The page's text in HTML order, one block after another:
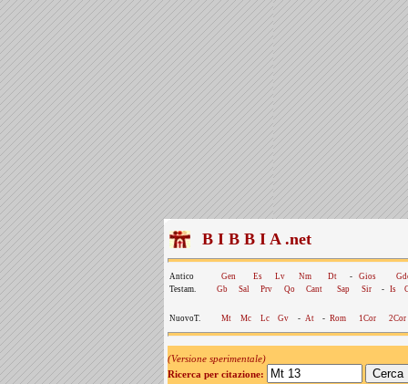
B I B B I A .net
Antico Gen Es Lv Nm Dt - Gios
Testam.
Gb Sal Prv Qo Cant Sap Sir - Is
NuovoT. Mt Mc Lc Gv - At - Rom 1Cor 2Cor
(Versione sperimentale)
Ricerca per citazione: